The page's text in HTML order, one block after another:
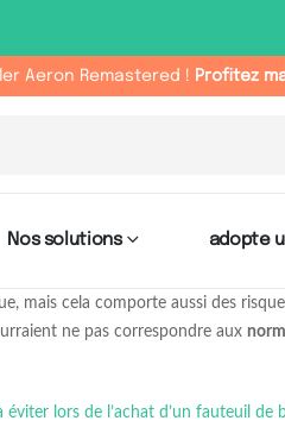
Aeron Remastered ! Profitez
Nos solutions adopte
mais cela comporte aussi des
ne pas correspondre aux
éviter lors de l’achat d’un fauteuil de